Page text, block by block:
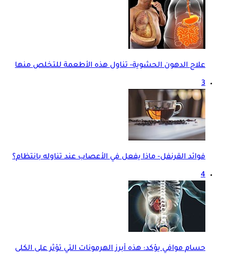
علاج الدهون الحشوية- تناول هذه الأطعمة للتخلص منها
3
فوائد القرنفل- ماذا يفعل في الأعصاب عند تناوله بانتظام؟
4
حسام موافي يؤكد: هذه أبرز الهرمونات التي تؤثر على الكلى